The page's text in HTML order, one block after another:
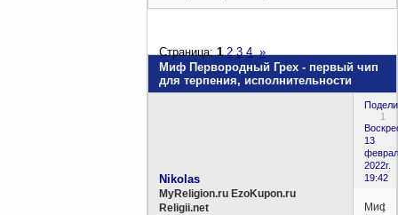
Миф Первородный Грех - первый чип
для терпения, исполнительности
Страница:1 2 3 4 »
1
13
2022г.
19:42
Nikolas
MyReligion.ru EzoKupon.ru
Religii.net
Миф